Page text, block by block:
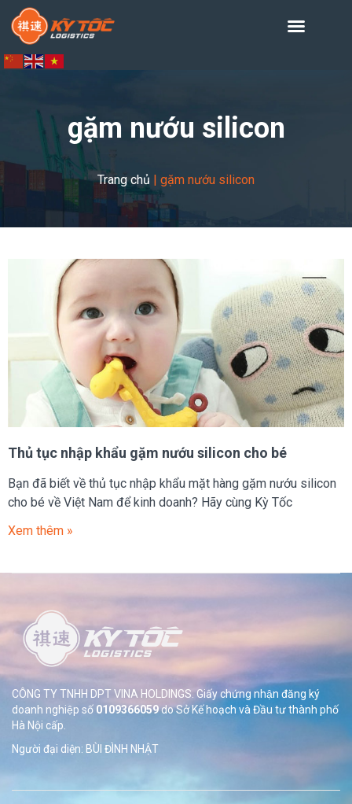
gặm nướu silicon
Trang chủ | gặm nướu silicon
Thủ tục nhập khẩu gặm nướu silicon cho bé
Bạn đã biết về thủ tục nhập khẩu mặt hàng gặm nướu silicon
cho bé về Việt Nam để kinh doanh? Hãy cùng Kỳ Tốc
Xem thêm »
CÔNG TY TNHH DPT VINA HOLDINGS. Giấy chứng nhận đăng ký
doanh nghiệp số 0109366059do SởKế hoạch và Đầu tư thành phố
Hà Nội cấp.
Người đại diện: BÙI ĐÌNH NHẬT